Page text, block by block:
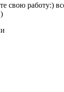
свою работу:)